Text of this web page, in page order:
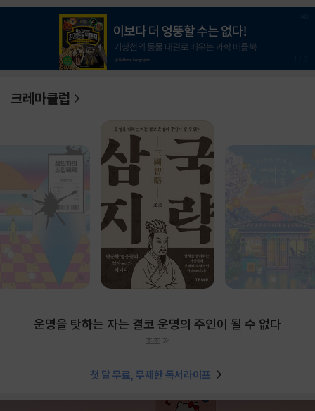
크레마클럽
운명을 탓하는 자는 결코 운명의 주인이 될 수 없다
조조 저
첫 달 무료, 무제한 독서라이프